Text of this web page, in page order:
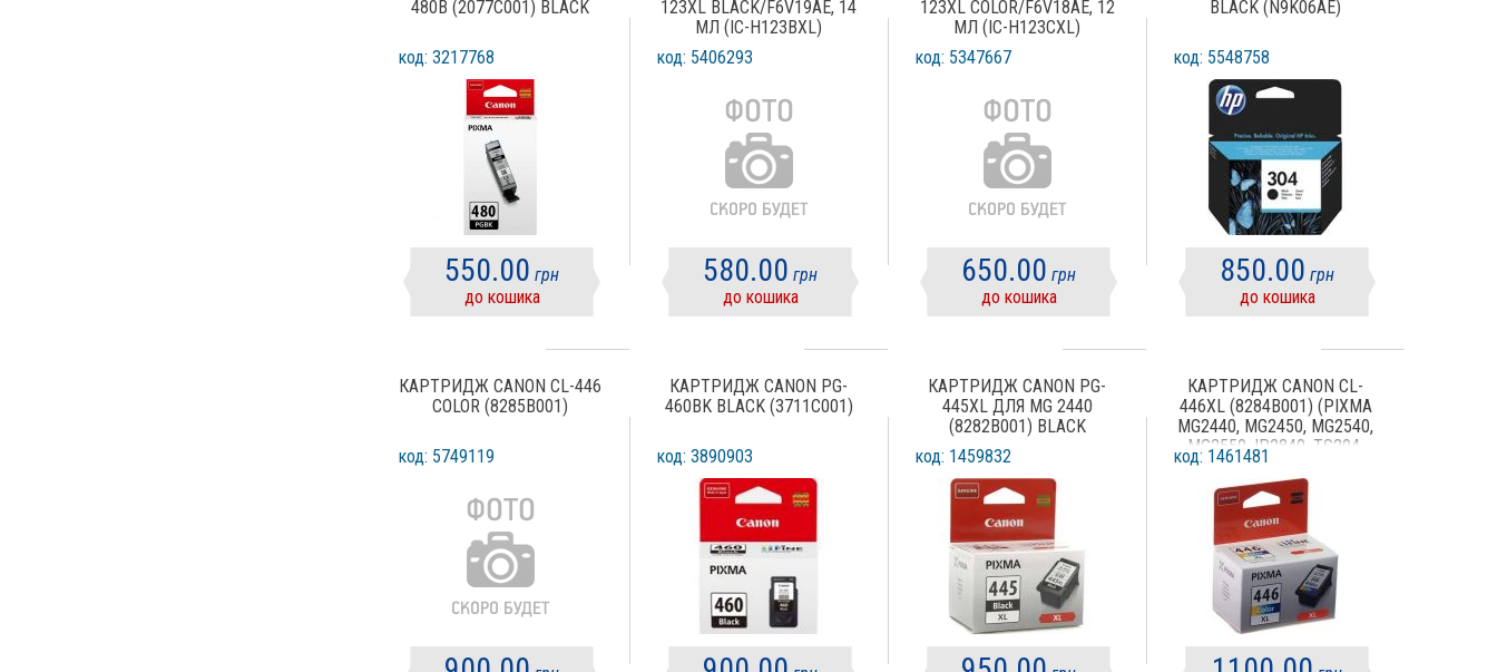
480B (2077C001) BLACK
код: 3217768
550.00 грн
до кошика
123XL BLACK/F6V19AE, 14
МЛ (IC-H123BXL)
код: 5406293
580.00 грн
до кошика
123XL COLOR/F6V18AE, 12
МЛ (IC-H123CXL)
код: 5347667
650.00 грн
до кошика
BLACK (N9K06AE)
код: 5548758
850.00 грн
до кошика
КАРТРИДЖ CANON CL-446
COLOR (8285B001)
код: 5749119
КАРТРИДЖ CANON PG-
460BK BLACK (3711C001)
код: 3890903
КАРТРИДЖ CANON PG-
445XL ДЛЯ MG 2440
(8282B001) BLACK
код: 1459832
КАРТРИДЖ CANON CL-
446XL (8284B001) (PIXMA
MG2440, MG2450, MG2540,
MG2550, IP2840, TS204,
TS304, TS3340, TR4540)
COLOR
код: 1461481